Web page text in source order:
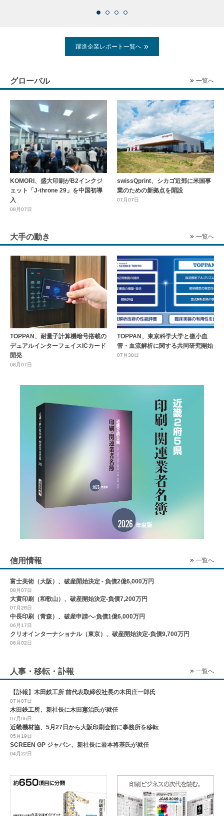
躍進企業レポート一覧へ
グローバル 一覧へ
KOMORI、盛大印刷がB2インクジ
ェット「J-throne 29」を中国初導
入
08月07日
swissQprint、シカゴ近郊に⽶国事
業のための新拠点を開設
07月07日
大手の動き 一覧へ
TOPPAN、耐量子計算機暗号搭載の
デュアルインターフェイスICカード
開発
08月07日
TOPPAN、東京科学大学と微小血
管・血流解析に関する共同研究開始
07月30日
信用情報 一覧へ
富士美術（大阪）、破産開始決定 - 負債2億6,000万円
08月07日
大黄印刷（和歌山）、破産開始決定-負債7,200万円
07月28日
中長印刷（青森）、破産申請へ-負債1億6,000万円
06月17日
クリオインターナショナル（東京）、破産開始決定-負債9,700万円
06月02日
人事・移転・訃報 一覧へ
【訃報】木田鉄工所 前代表取締役社長の木田庄一郎氏
07月07日
木田鉄工所、新社長に木田憲治氏が就任
07月06日
近畿機材協、5月27日から大阪印刷会館に事務所を移転
05月19日
SCREEN GP ジャパン、新社長に岩本将基氏が就任
04月22日